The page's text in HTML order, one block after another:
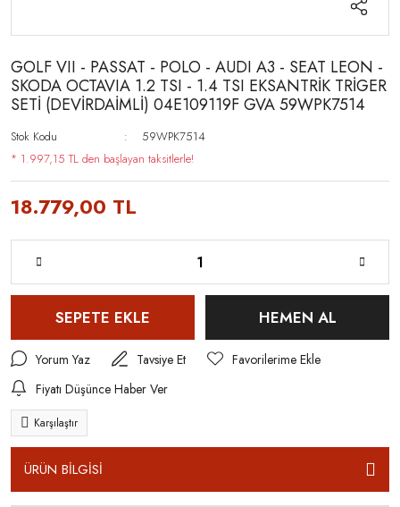
GOLF VII - PASSAT - POLO - AUDI A3 - SEAT LEON -
SKODA OCTAVIA 1.2 TSI - 1.4 TSI EKSANTRİK TRİGER
SETİ (DEVİRDAİMLİ) 04E109119F GVA 59WPK7514
Stok Kodu
59WPK7514
* 1.997,15 TL den başlayan taksitlerle!
18.779,00 TL
SEPETE EKLE HEMEN AL
Yorum Yaz
Tavsiye Et
Fiyatı Düşünce Haber Ver
Karşılaştır
ÜRÜN BİLGİSİ